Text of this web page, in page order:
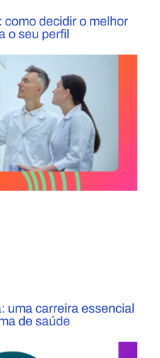
como decidir o melhor
o seu perfil
uma carreira essencial
de saúde